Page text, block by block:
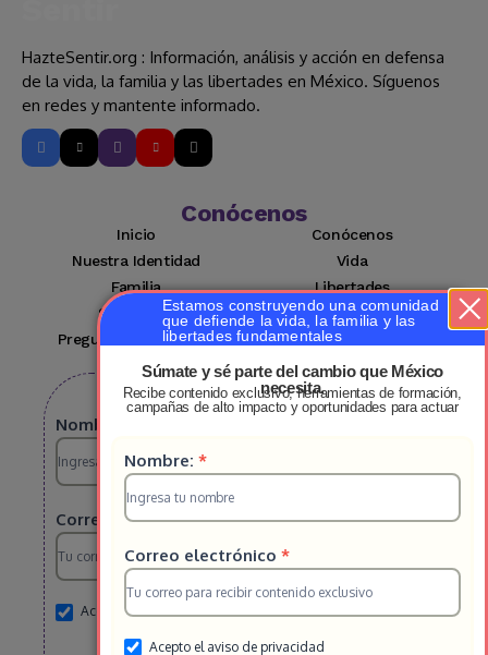
HazteSentir.org : Información, análisis y acción en defensa
de la vida, la familia y las libertades en México. Síguenos
en redes y mantente informado.
Conócenos
Inicio
Conócenos
Nuestra Identidad
Vida
Familia
Libertades
Suscríbete
Mi cuenta
Preguntas Frecuentes
Contacto
Suscribete a nuestro boletin
Suscripcion
HS
2025
Nombre:
Correo electrónico*
Acepto el aviso de privacidad
Estamos construyendo una comunidad
que defiende la vida, la familia y las
libertades fundamentales
Súmate y sé parte del cambio que México
necesita.
Recibe contenido exclusivo, herramientas de formación,
campañas de alto impacto y oportunidades para actuar
Suscripcion
HS
2025
Nombre: *
Correo electrónico *
Acepto el aviso de privacidad